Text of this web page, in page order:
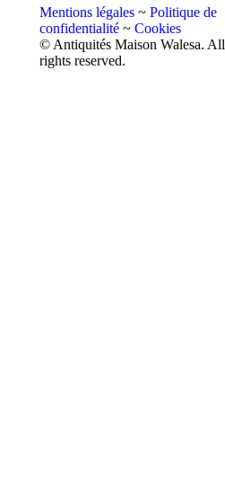
Mentions légales ~ Politique de
confidentialité ~ Cookies
© Antiquités Maison Walesa. All
rights reserved.